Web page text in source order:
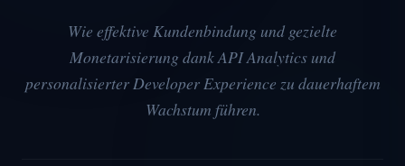
Wie effektive Kundenbindung und gezielte
Monetarisierung dank API Analytics und
personalisierter Developer Experience zu dauerhaftem
Wachstum führen.